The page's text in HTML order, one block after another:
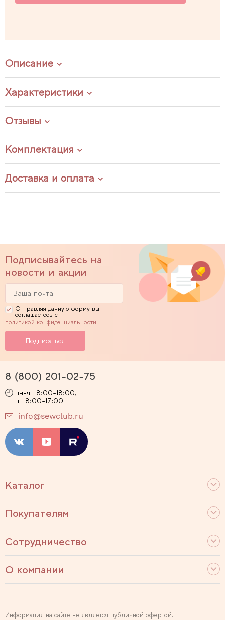
Описание
Характеристики
Отзывы
Комплектация
Доставка и оплата
Подписывайтесь на
новости и акции
Отправляя данную форму вы
соглашаетесь с
политикой конфиденциальности
Каталог
Покупателям
Сотрудничество
О компании
8 (800) 201-02-75
пн-чт 8:00-18:00,
пт 8:00-17:00
info@sewclub.ru
Информация на сайте не является публичной офертой.